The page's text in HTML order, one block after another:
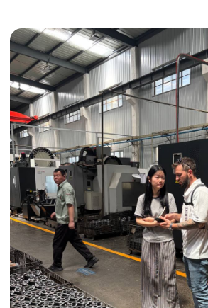
ИНДИВИДУАЛЬНЫЕ УСЛУГИ
Выгодные условия
Сертификация грузов
Консолидация грузов
Сопровождение грузов
Таможенное оформление
Страхование груза
Временное хранение
Организация производства
Проверка качества товара
Оплата и переговоры
с поставщиком
Инспекция поставщика
Товары для маркетплейсов
Получить консультацию